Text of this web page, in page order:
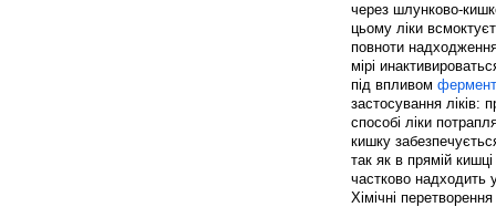
через шлунково-
цьому ліки
повноти
мірі
під впливом
застосування ліків:
способі ліки
кишку
так як в прямій
частково надходить
Хімічні